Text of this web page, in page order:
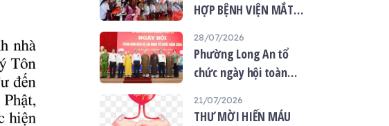
HỢP BỆNH VIỆN MẮT
MẮT MIỄN PHÍ CHO 120
NGƯỜI DÂN
28/07/2026
Phường Long An tổ
chức ngày hội toàn
quốc năm 2026
21/07/2026
THƯ MỜI HIẾN MÁU